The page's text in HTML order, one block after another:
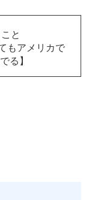
と
もアメリカで
る】